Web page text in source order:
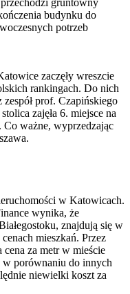
gruntowny
budynku do
potrzeb
zaczęły wreszcie
rankingach. Do nich
prof. Czapińskiego
zajęła 6. miejsce na
ważne, wyprzedzając
w Katowicach.
wynika, że
znajdują się w
mieszkań. Przez
za metr w mieście
w porównaniu do innych
niewielki koszt za